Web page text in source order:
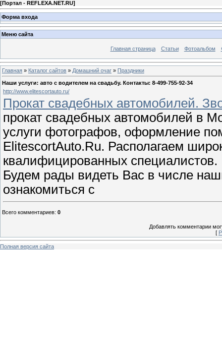
[Портал - REFLEXA.NET.RU]
Форма входа
Меню сайта
Главная страница Статьи Фотоальбом
Главная » Каталог сайтов » Домашний очаг » Праздники
Наши услуги: авто с водителем на свадьбу. Контакты: 8-499-755-92-34
http://www.elitescortauto.ru/
Прокат свадебных автомобилей.
прокат свадебных автомобилей в
услуги фотографов, оформление
ElitescortAuto.Ru. Располагаем
квалифицированных
Будем рады видеть Вас в числе
ознакомиться с
Всего комментариев: 0
Добавлять комментарии
[
Полная версия сайта